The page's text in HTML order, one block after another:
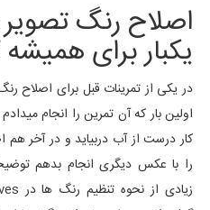
یکبار برای همیشه
اولین بار که آن تمرین را انجام
کار درست از آب دربیاید و در آخر
را با عکس دیگری انجام بدهم